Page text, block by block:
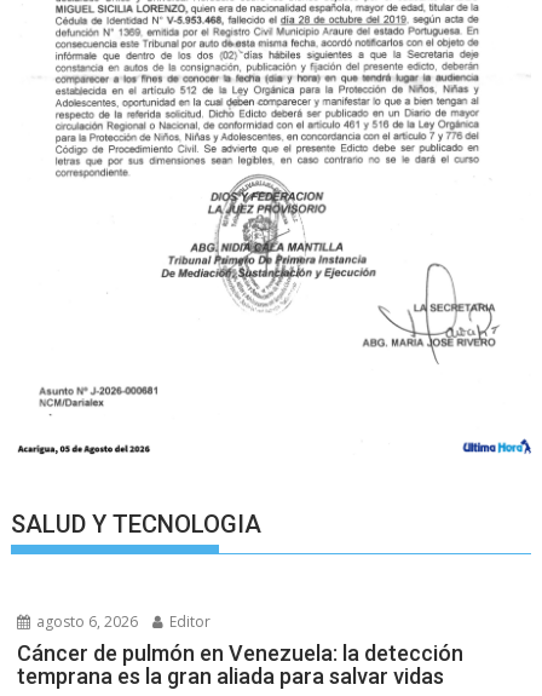
SALUD Y TECNOLOGIA
agosto 6, 2026 Editor
Cáncer de pulmón en Venezuela: la detección
temprana es la gran aliada para salvar vidas